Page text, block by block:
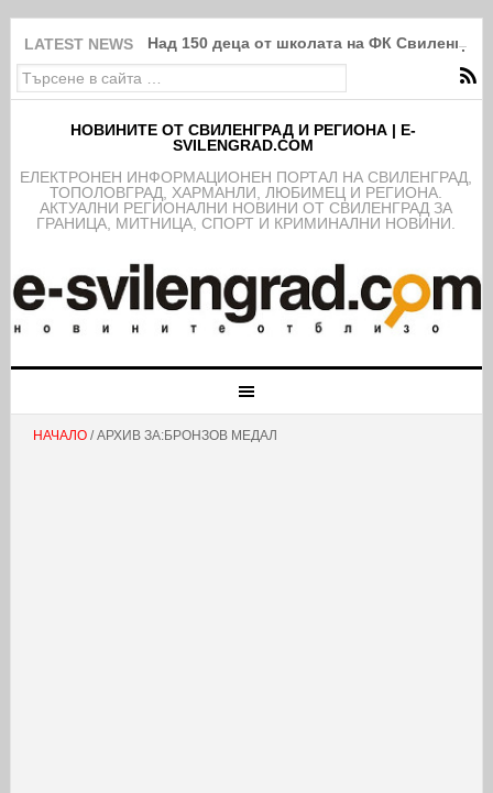
LATEST NEWS Над 150 деца от школата на ФК
НОВИНИТЕ ОТ СВИЛЕНГРАД И РЕГИОНА | E-
SVILENGRAD.COM
EЛЕКТРОНЕН ИНФОРМАЦИОНЕН ПОРТАЛ НА СВИЛЕНГРАД,
ТОПОЛОВГРАД, ХАРМАНЛИ, ЛЮБИМЕЦ И РЕГИОНА.
АКТУАЛНИ РЕГИОНАЛНИ НОВИНИ ОТ СВИЛЕНГРАД ЗА
ГРАНИЦА, МИТНИЦА, СПОРТ И КРИМИНАЛНИ НОВИНИ.
НАЧАЛО/ АРХИВ ЗА:БРОНЗОВ МЕДАЛ